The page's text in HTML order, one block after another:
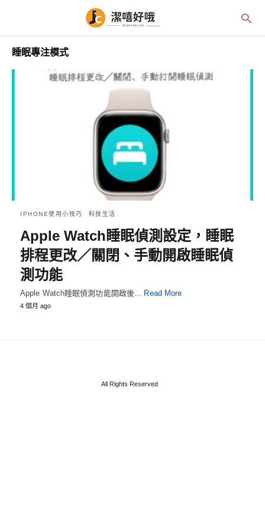
睡眠專注模式
IPHONE使用小技巧 科技生活
Apple Watch睡眠偵測設定，睡眠
排程更改／關閉、手動開啟睡眠偵
測功能
Apple Watch睡眠偵測功能開啟後... Read More
4 個月 ago
All Rights Reserved